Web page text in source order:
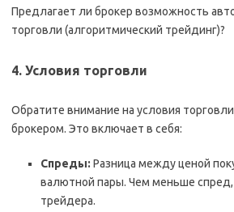
Предлагает ли брокер возможность
торговли (алгоритмический трейдинг)?
4. Условия торговли
Обратите внимание на условия
брокером. Это включает в себя:
Спреды: Разница между ценой
валютной пары. Чем меньше
трейдера.